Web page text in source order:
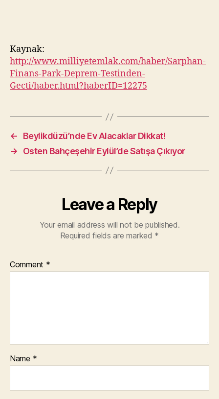
Kaynak:
http://www.milliyetemlak.com/haber/Sarphan-
Finans-Park-Deprem-Testinden-
Gecti/haber.html?haberID=12275
←
Beylikdüzü’nde Ev Alacaklar Dikkat!
→
Osten Bahçeşehir Eylül’de Satışa Çıkıyor
Leave a Reply
Your email address will not be published.
Required fields are marked *
Comment *
Name *